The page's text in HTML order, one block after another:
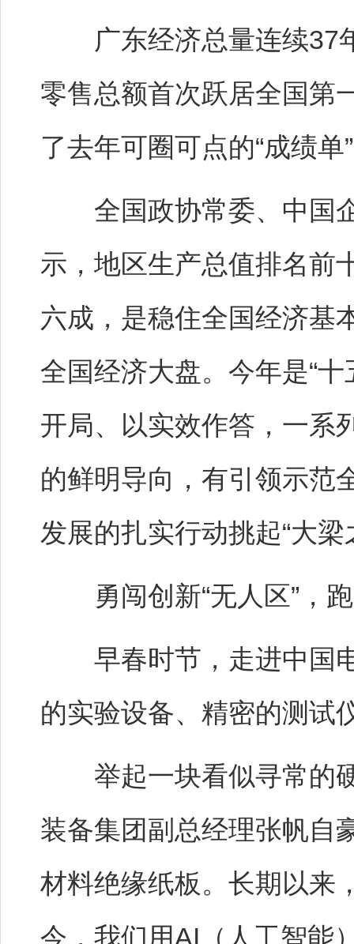
广东经济总量连续37
零售总额首次跃居全国
了去年可圈可点的“成绩单
全国政协常委、中国企
示，地区生产总值排名前
六成，是稳住全国经济基
全国经济大盘。今年是“
开局、以实效作答，一系
的鲜明导向，有引领示范
发展的扎实行动挑起“大梁
勇闯创新“无人区”，跑
早春时节，走进中国电
的实验设备、精密的测试
举起一块看似寻常的硬
装备集团副总经理张帆自
材料绝缘纸板。长期以来
今，我们用AI（人工智能